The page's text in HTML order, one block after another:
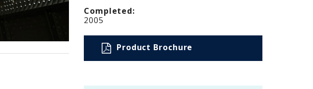
Completed:
2005
Product Brochure